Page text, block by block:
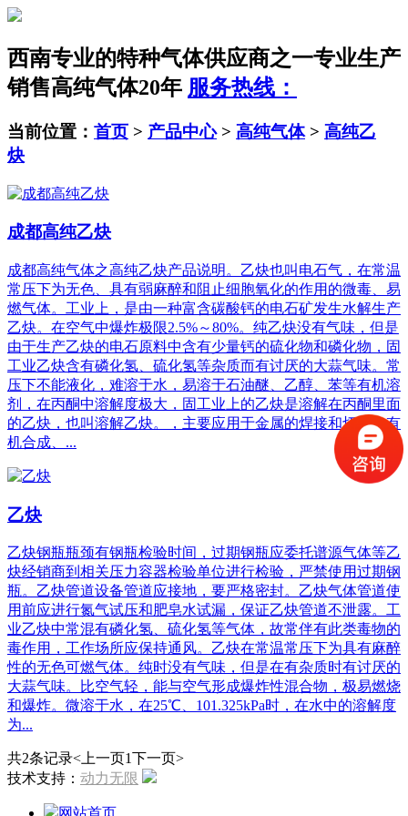
西南专业的特种气体供应商之一专业生产
销售高纯气体20年 服务热线：
当前位置： 首页 > 产品中心> 高纯气体> 高纯乙
炔
成都高纯乙炔
成都高纯气体之高纯乙炔产品说明。乙炔也叫电石气，在常温
常压下为无色、具有弱麻醉和阻止细胞氧化的作用的微毒、易
燃气体。工业上，是由一种富含碳酸钙的电石矿发生水解生产
乙炔。在空气中爆炸极限2.5%～80%。纯乙炔没有气味，但是
由于生产乙炔的电石原料中含有少量钙的硫化物和磷化物，固
工业乙炔含有磷化氢、硫化氢等杂质而有讨厌的大蒜气味。常
压下不能液化，难溶于水，易溶于石油醚、乙醇、苯等有机溶
剂，在丙酮中溶解度极大，固工业上的乙炔是溶解在丙酮里面
的乙炔，也叫溶解乙炔。，主要应用于金属的焊接和切割、有
机合成、...
乙炔
乙炔钢瓶瓶颈有钢瓶检验时间，过期钢瓶应委托谱源气体等乙
炔经销商到相关压力容器检验单位进行检验，严禁使用过期钢
瓶。乙炔管道设备管道应接地，要严格密封。乙炔气体管道使
用前应进行氮气试压和肥皂水试漏，保证乙炔管道不泄露。工
业乙炔中常混有磷化氢、硫化氢等气体，故常伴有此类毒物的
毒作用，工作场所应保持通风。乙炔在常温常压下为具有麻醉
性的无色可燃气体。纯时没有气味，但是在有杂质时有讨厌的
大蒜气味。比空气轻，能与空气形成爆炸性混合物，极易燃烧
和爆炸。微溶于水，在25℃、101.325kPa时，在水中的溶解度
为...
共2条记录<上一页1下一页>
技术支持： 动力无限